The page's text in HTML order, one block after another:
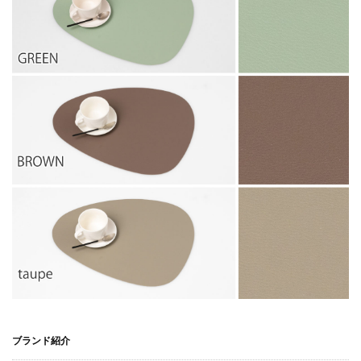
ブランド紹介